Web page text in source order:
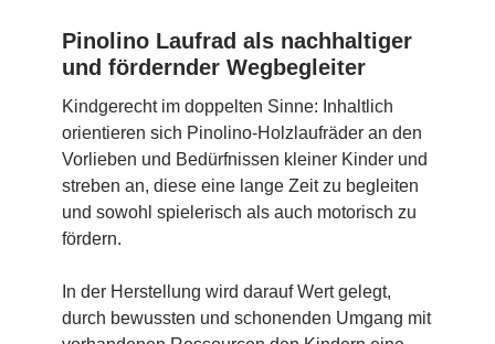
Pinolino Laufrad als nachhaltiger
und fördernder Wegbegleiter
Kindgerecht im doppelten Sinne: Inhaltlich
orientieren sich Pinolino-Holzlaufräder an den
Vorlieben und Bedürfnissen kleiner Kinder und
streben an, diese eine lange Zeit zu begleiten
und sowohl spielerisch als auch motorisch zu
fördern.
In der Herstellung wird darauf Wert gelegt,
durch bewussten und schonenden Umgang mit